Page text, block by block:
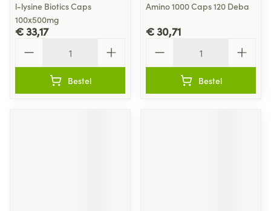
l-lysine Biotics Caps
100x500mg
€ 33,17
Bestel
Amino 1000 Caps 120 Deba
€ 30,71
Bestel